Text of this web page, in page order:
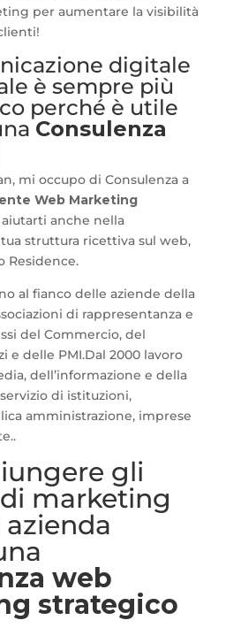
per aumentare la visibilità
digitale
è sempre più
perché è utile
Consulenza
mi occupo di Consulenza a
Web Marketing
anche nella
struttura ricettiva sul web,
Residence.
al fianco delle aziende della
di rappresentanza e
del Commercio, del
e delle PMI.Dal 2000 lavoro
dell’informazione e della
di istituzioni,
amministrazione, imprese
gli
marketing
web
strategico